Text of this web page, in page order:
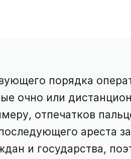
порядка
очно или
отпечатков
ареста
и государства,